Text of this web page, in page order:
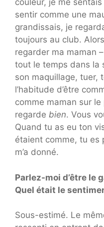
couleur, je me
sentir comme une
grandissais, je
toujours au club.
regarder ma maman
tout le temps dans la
son maquillage, tuer,
l’habitude d’être
comme maman sur
regarde bien. Vous
Quand tu as eu ton
étaient comme, tu es
m’a donné.
Parlez-moi d’être le
Quel était le
Sous-estimé. Le